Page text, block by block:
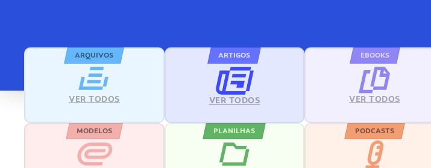
ARQUIVOS
VER TODOS
ARTIGOS
VER TODOS
EBOOKS
VER TODOS
MODELOS PLANILHAS PODCASTS